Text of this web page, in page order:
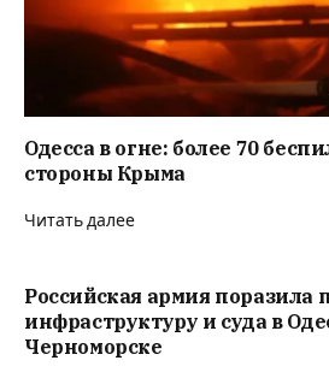
Одесса в огне: более 70
стороны Крыма
Читать далее
Российская армия поразила
инфраструктуру и суда в
Черноморске